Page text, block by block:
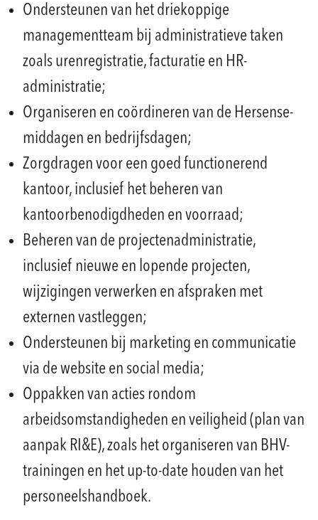
Ondersteunen van het driekoppige
managementteam bij administratieve taken
zoals urenregistratie, facturatie en HR-
administratie;
Organiseren en coördineren van de Hersense-
middagen en bedrijfsdagen;
Zorgdragen voor een goed functionerend
kantoor, inclusief het beheren van
kantoorbenodigdheden en voorraad;
Beheren van de projectenadministratie,
inclusief nieuwe en lopende projecten,
wijzigingen verwerken en afspraken met
externen vastleggen;
Ondersteunen bij marketing en communicatie
via de website en social media;
Oppakken van acties rondom
arbeidsomstandigheden en veiligheid (plan van
aanpak RI&E), zoals het organiseren van BHV-
trainingen en het up-to-date houden van het
personeelshandboek.